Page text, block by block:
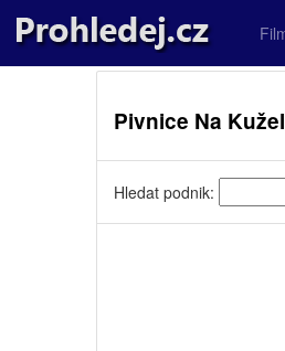
Pivnice Na
Hledat podnik: